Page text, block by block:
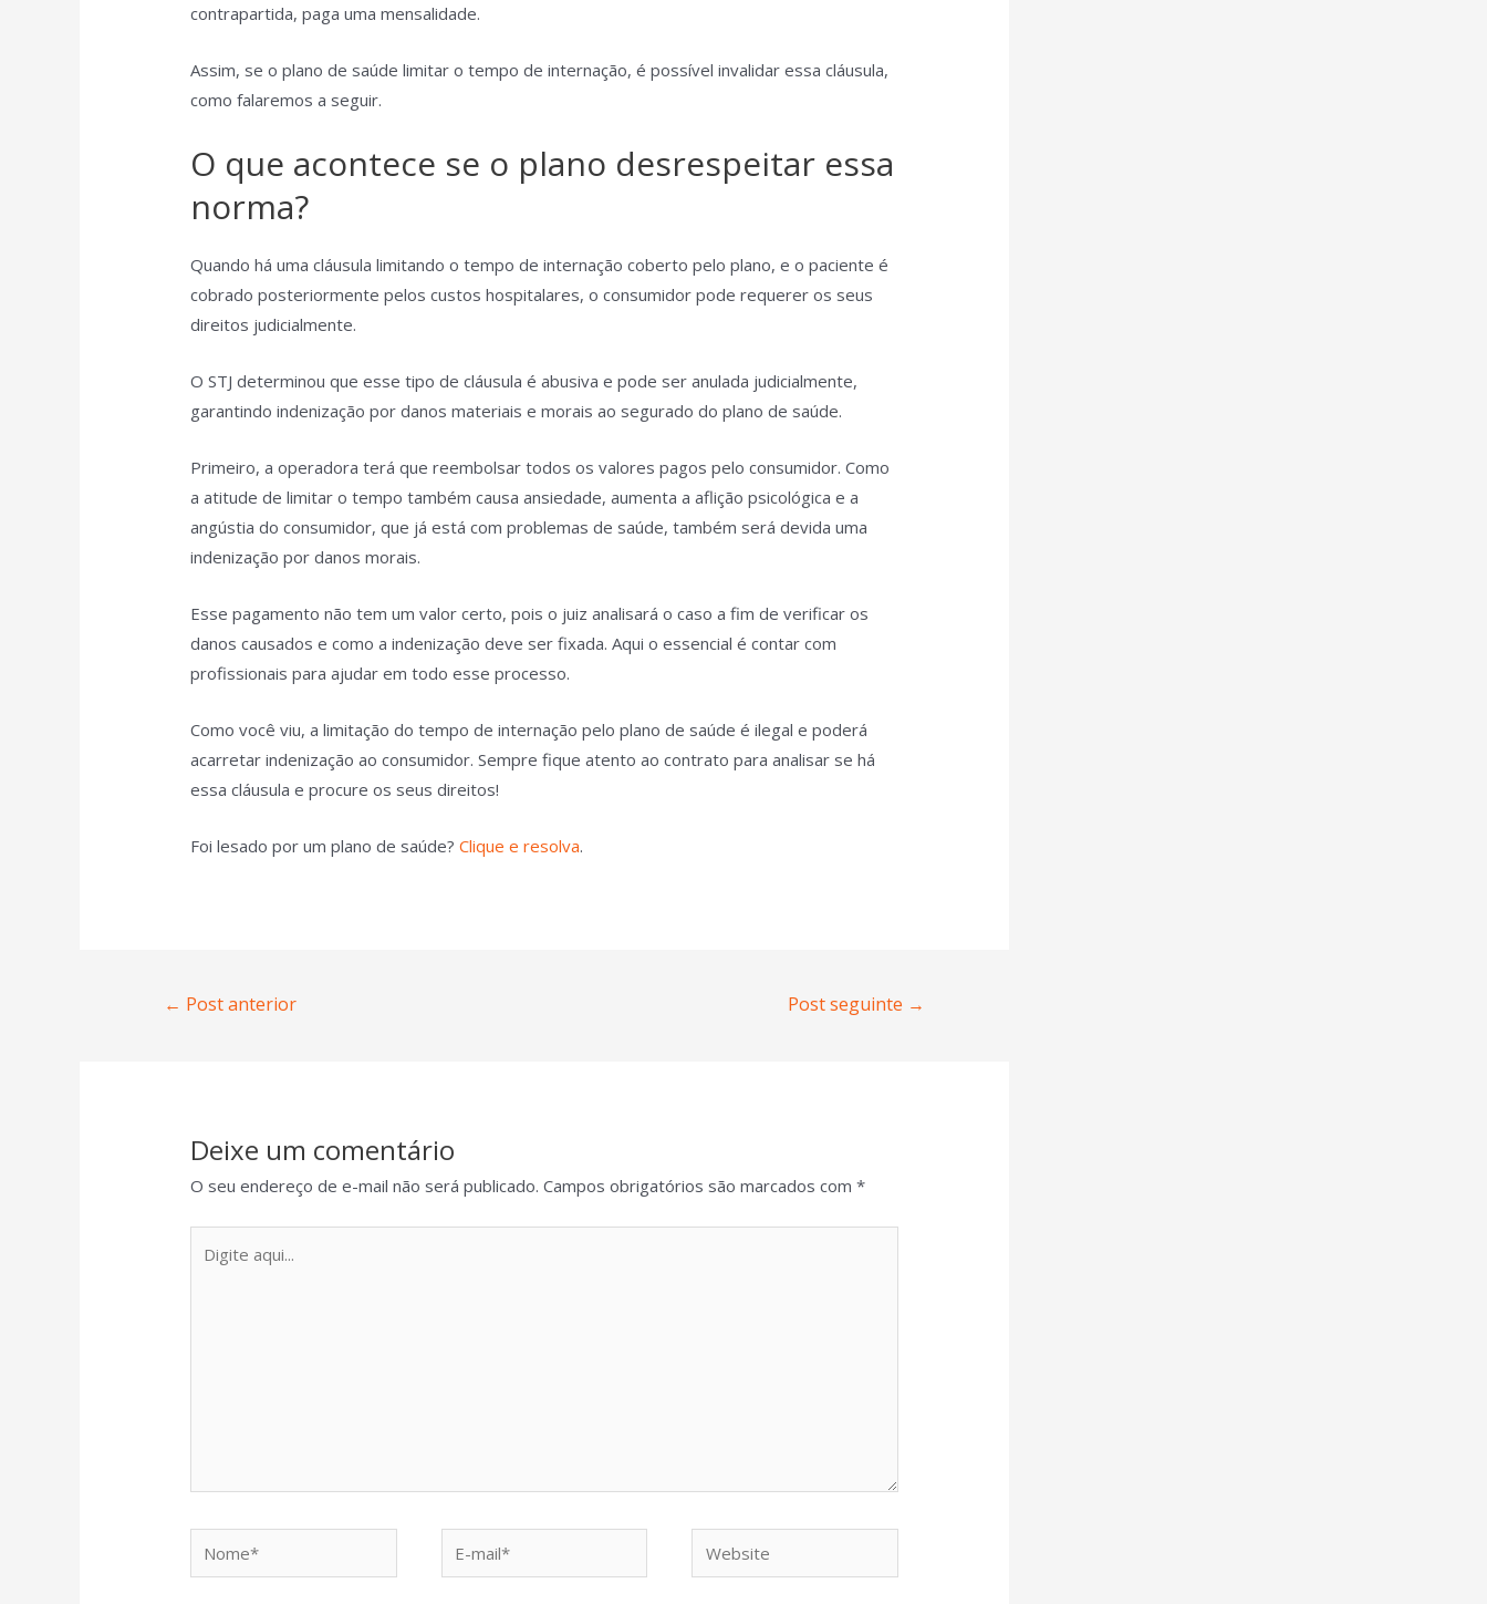
contrapartida, paga uma mensalidade.
Assim, se o plano de saúde limitar o tempo de internação, é possível invalidar essa cláusula,
como falaremos a seguir.
O que acontece se o plano desrespeitar essa
norma?
Quando há uma cláusula limitando o tempo de internação coberto pelo plano, e o paciente é
cobrado posteriormente pelos custos hospitalares, o consumidor pode requerer os seus
direitos judicialmente.
O STJ determinou que esse tipo de cláusula é abusiva e pode ser anulada judicialmente,
garantindo indenização por danos materiais e morais ao segurado do plano de saúde.
Primeiro, a operadora terá que reembolsar todos os valores pagos pelo consumidor. Como
a atitude de limitar o tempo também causa ansiedade, aumenta a aflição psicológica e a
angústia do consumidor, que já está com problemas de saúde, também será devida uma
indenização por danos morais.
Esse pagamento não tem um valor certo, pois o juiz analisará o caso a fim de verificar os
danos causados e como a indenização deve ser fixada. Aqui o essencial é contar com
profissionais para ajudar em todo esse processo.
Como você viu, a limitação do tempo de internação pelo plano de saúde é ilegal e poderá
acarretar indenização ao consumidor. Sempre fique atento ao contrato para analisar se há
essa cláusula e procure os seus direitos!
Foi lesado por um plano de saúde?Clique e resolva.
← Post anterior Post seguinte →
Deixe um comentário
O seu endereço de e-mail não será publicado. Campos obrigatórios são marcados com*